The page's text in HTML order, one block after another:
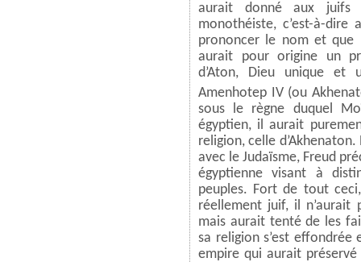
aurait donné aux juifs
monothéiste, c’est-à-
prononcer le nom et que
aurait pour origine un
d’Aton, Dieu unique et
Amenhotep IV (ou
sous le règne duquel
égyptien, il aurait
religion, celle
avec le Judaïsme, Freud
égyptienne visant à
peuples. Fort de tout
réellement juif, il n’aurait
mais aurait tenté de les
sa religion s’est
empire qui aurait